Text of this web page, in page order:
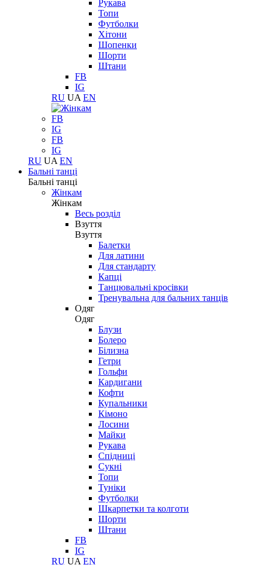
Рукава
Топи
Футболки
Хітони
Шопенки
Шорти
Штани
FB
IG
RU UA EN
FB
IG
FB
IG
RU UA EN
Бальні танці
Бальні танці
Жінкам
Жінкам
Весь розділ
Взуття
Взуття
Балетки
Для латини
Для стандарту
Капці
Танцювальні кросівки
Тренувальна для бальних танців
Одяг
Одяг
Блузи
Болеро
Білизна
Гетри
Гольфи
Кардигани
Кофти
Купальники
Кімоно
Лосини
Майки
Рукава
Спідниці
Сукні
Топи
Туніки
Футболки
Шкарпетки та колготи
Шорти
Штани
FB
IG
RU UA EN